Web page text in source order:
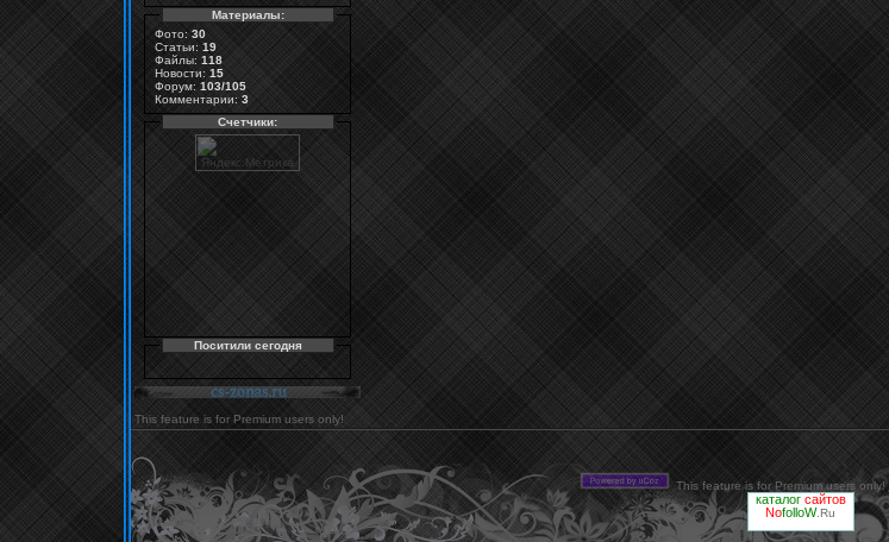
Материалы:
Фото: 30
Статьи: 19
Файлы: 118
Новости:15
Форум:103/105
Комментарии:3
Счетчики:
Поситили сегодня
This feature is for Premium users only!
This feature is for Premium users only!
каталог сайтов
NofolloW.Ru